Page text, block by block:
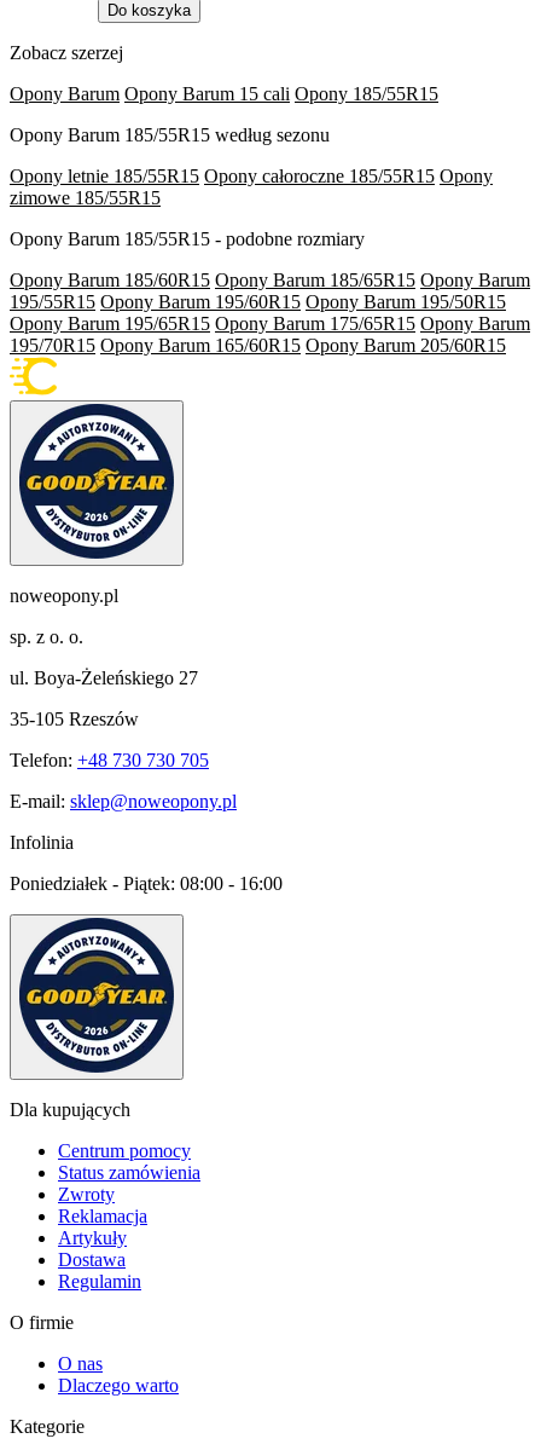
Do koszyka
Zobacz szerzej
Opony Barum Opony Barum 15 cali Opony 185/55R15
Opony Barum 185/55R15 według sezonu
Opony letnie 185/55R15 Opony całoroczne 185/55R15 Opony
zimowe 185/55R15
Opony Barum 185/55R15 - podobne rozmiary
Opony Barum 185/60R15 Opony Barum 185/65R15 Opony Barum
195/55R15 Opony Barum 195/60R15 Opony Barum 195/50R15
Opony Barum 195/65R15 Opony Barum 175/65R15 Opony Barum
195/70R15 Opony Barum 165/60R15 Opony Barum 205/60R15
noweopony.pl
sp. z o. o.
ul. Boya-Żeleńskiego 27
35-105 Rzeszów
Telefon: +48 730 730 705
E-mail: sklep@noweopony.pl
Infolinia
Poniedziałek - Piątek: 08:00 - 16:00
Dla kupujących
Centrum pomocy
Status zamówienia
Zwroty
Reklamacja
Artykuły
Dostawa
Regulamin
O firmie
O nas
Dlaczego warto
Kategorie